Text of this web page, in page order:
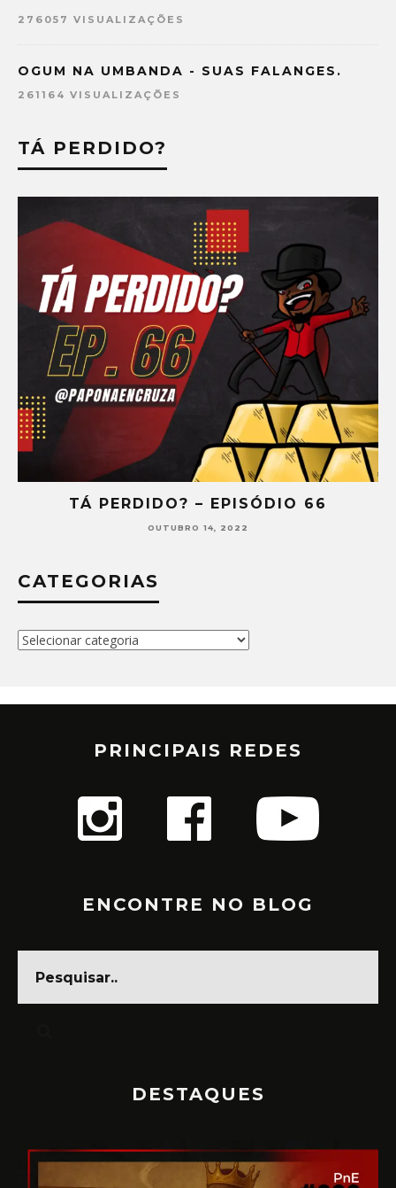
276057 VISUALIZAÇÕES
OGUM NA UMBANDA - SUAS FALANGES.
261164 VISUALIZAÇÕES
TÁ PERDIDO?
TÁ PERDIDO? – EPISÓDIO 66
OUTUBRO 14, 2022
CATEGORIAS
Categorias
PRINCIPAIS REDES
ENCONTRE NO BLOG
DESTAQUES